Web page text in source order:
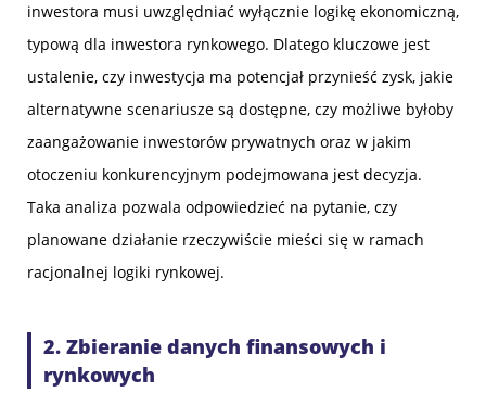
inwestora musi uwzględniać wyłącznie logikę ekonomiczną,
typową dla inwestora rynkowego. Dlatego kluczowe jest
ustalenie, czy inwestycja ma potencjał przynieść zysk, jakie
alternatywne scenariusze są dostępne, czy możliwe byłoby
zaangażowanie inwestorów prywatnych oraz w jakim
otoczeniu konkurencyjnym podejmowana jest decyzja.
Taka analiza pozwala odpowiedzieć na pytanie, czy
planowane działanie rzeczywiście mieści się w ramach
racjonalnej logiki rynkowej.
2. Zbieranie danych finansowych i
rynkowych